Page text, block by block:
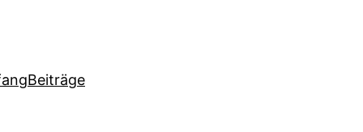
Beiträge